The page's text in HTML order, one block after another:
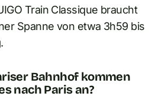
Train Classique braucht
Spanne von etwa 3h59 bis
Bahnhof kommen
nach Paris an?